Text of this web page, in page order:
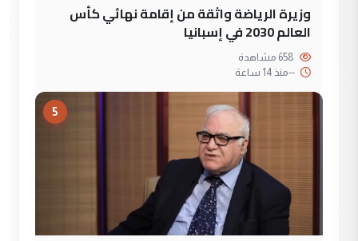
وزيرة الرياضة واثقة من إقامة نهائي كأس
العالم 2030 في إسبانيا
--منذ 14 ساعة
5